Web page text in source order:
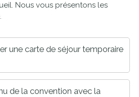
Nous vous présentons les
une carte de séjour temporaire
de la convention avec la